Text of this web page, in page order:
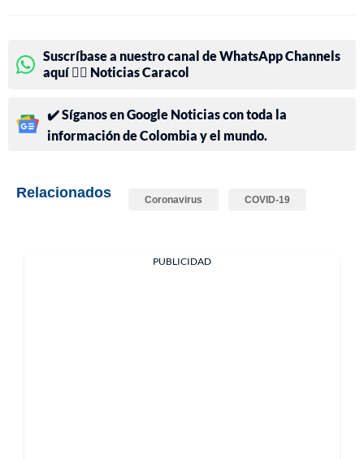
Suscríbase a nuestro canal de WhatsApp Channels
aquí 👉🏻 Noticias Caracol
✔️ Síganos en Google Noticias con toda la
información de Colombia y el mundo.
Relacionados Coronavirus COVID-19
PUBLICIDAD